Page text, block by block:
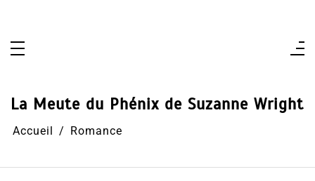
La Meute du Phénix de Suzanne Wright
Accueil Romance